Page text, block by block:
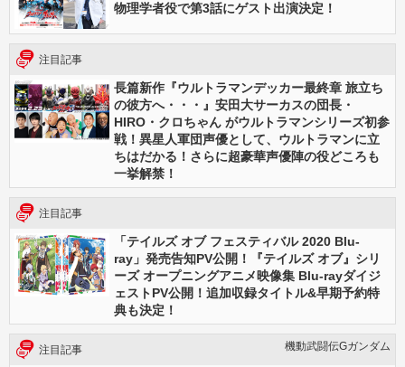
物理学者役で第3話にゲスト出演決定！
注目記事
長篇新作『ウルトラマンデッカー最終章 旅立ち
の彼方へ・・・』安田大サーカスの団長・
HIRO・クロちゃん がウルトラマンシリーズ初参
戦！異星人軍団声優として、ウルトラマンに立
ちはだかる！さらに超豪華声優陣の役どころも
一挙解禁！
注目記事
「テイルズ オブ フェスティバル 2020 Blu-
ray」発売告知PV公開！『テイルズ オブ』シリ
ーズ オープニングアニメ映像集 Blu-rayダイジ
ェストPV公開！追加収録タイトル&早期予約特
典も決定！
注目記事 機動武闘伝Gガンダム